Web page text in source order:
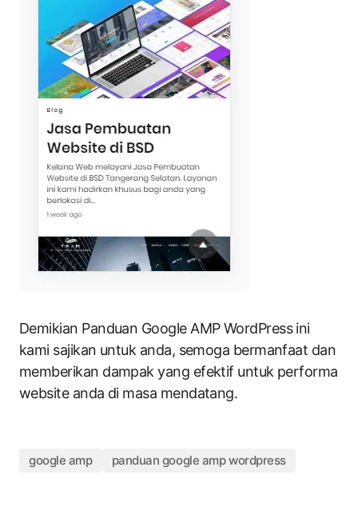
Demikian Panduan Google AMP WordPress ini
kami sajikan untuk anda, semoga bermanfaat dan
memberikan dampak yang efektif untuk performa
website anda di masa mendatang.
google amp panduan google amp wordpress